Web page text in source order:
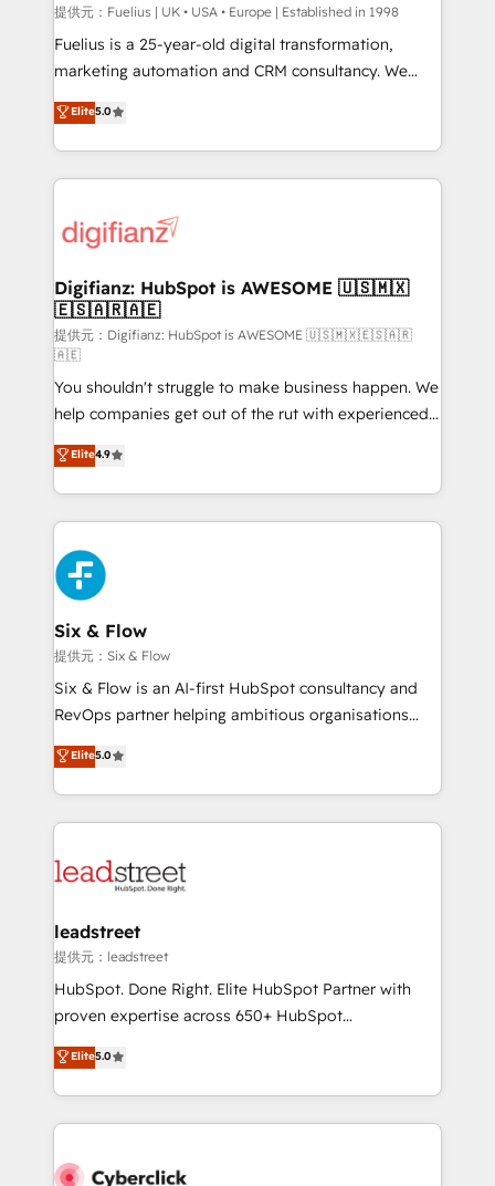
can support public sector companies as well the
other ones listed in our profile. Our services: -
HubSpot implementation - HubSpot CMS website
is there for you to: - Grow revenue, and run your
business more efficiently - Build stronger
more people - Get the most out of your HubSpot
investment
提供元：Fuelius | UK • USA • Europe | Established in 1998
Fuelius is a 25-year-old digital transformation,
marketing automation and CRM consultancy. We
enable mid-market and enterprise clients to
maximise their return from digital and fuel their
growth. We modernise platforms, streamline
operations that are causing inefficiencies, improve
supercharge revenue operations Key services: • CRM
Transformation / Web Development • RevOps &
Sales Consulting • Marketing Automation What
makes us different? 🚀 Top 0.5% of global HubSpot
agencies ⚙️ The strongest technical ability and
integration capabilities 💼 Consultative, long-term
partners who will embed ourselves into your
business, processes and systems 🏢 We specialise in
working with mid-market and enterprise
organisations, global organisations and those with
complex use cases 🏆 CRM Implementation,
Platform Enablement, Custom Integration and
Onboarding Accredited 🔐 ISO27001 & ISO9001
Certified
Elite5.0
Digifianz: HubSpot is AWESOME 🇺🇸🇲🇽
🇪🇸🇦🇷🇦🇪
提供元：Digifianz: HubSpot is AWESOME 🇺🇸🇲🇽🇪🇸🇦🇷
🇦🇪
You shouldn't struggle to make business happen. We
help companies get out of the rut with experienced,
process-oriented teams implementing HubSpot
Marketing, Sales, Service, CMS and Operations Hub,
so selling and actually engaging with your customers
feels easy and pain-free. We are a top ranked
HubSpot Elite Partner, winner of Rookie of the Year
and Customer First Awards, 4.9/5 rating in HubSpot
Reviews and 4.9/5 rating in Clutch Reviews. Digifianz
helps the following industries: logistics & 3PL, home
improvement & construction, branding and
commercialization, real estate, health, education,
SaaS, Software Dev & IT and consulting, make the
the United States, EU, UAE, Mexico and Latin
America. From casual user to super fan: make
Elite4.9
Six & Flow
提供元：Six & Flow
Six & Flow is an AI-first HubSpot consultancy and
RevOps partner helping ambitious organisations
grow with clarity, confidence, and intelligence.
Operating across the UK, Netherlands, Ireland, and
Canada, we’ve delivered thousands of successful
HubSpot projects for mid-market and enterprise
combine HubSpot, data, and AI to design connected
and technology for predictable, scalable revenue
growth. Our expertise spans RevOps, CRM and data
architecture, AI enablement, and strategic marketing,
delivered through our proprietary FLAIR framework
Partner and ISO 27001:2022 certified consultancy,
we blend strategy, creativity, and technology to help
Elite5.0
leadstreet
提供元：leadstreet
HubSpot. Done Right. Elite HubSpot Partner with
proven expertise across 650+ HubSpot
implementations. With 12+ years of HubSpot
experience, we help you use the HubSpot platform
to its fullest capacity, improve your current HubSpot
website, or build your new one.
Elite5.0